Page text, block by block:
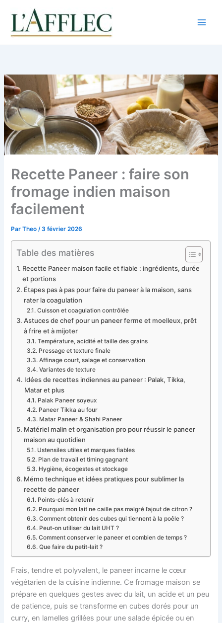
contenu
Recette Paneer : faire son
fromage indien maison
facilement
ParTheo/3 février 2026
Table des matières
Recette Paneer maison facile et fiable : ingrédients, durée
et portions
Étapes pas à pas pour faire du paneer à la maison, sans
rater la coagulation
Cuisson et coagulation contrôlée
Astuces de chef pour un paneer ferme et moelleux, prêt
à frire et à mijoter
Température, acidité et taille des grains
Pressage et texture finale
Affinage court, salage et conservation
Variantes de texture
Idées de recettes indiennes au paneer : Palak, Tikka,
Matar et plus
Palak Paneer soyeux
Paneer Tikka au four
Matar Paneer & Shahi Paneer
Matériel malin et organisation pro pour réussir le paneer
maison au quotidien
Ustensiles utiles et marques fiables
Plan de travail et timing gagnant
Hygiène, écogestes et stockage
Mémo technique et idées pratiques pour sublimer la
recette de paneer
Points-clés à retenir
Pourquoi mon lait ne caille pas malgré l’ajout de citron ?
Comment obtenir des cubes qui tiennent à la poêle ?
Peut-on utiliser du lait UHT ?
Comment conserver le paneer et combien de temps ?
Que faire du petit-lait ?
Frais, tendre et polyvalent, le paneer incarne le cœur
végétarien de la cuisine indienne. Ce fromage maison se
prépare en quelques gestes avec du lait, un acide et un peu
de patience, puis se transforme en cubes dorés pour un
curry, en lamelles grillées pour une salade épicée ou en